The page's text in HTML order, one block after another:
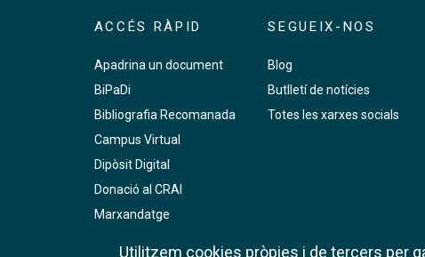
ACCÉS RÀPID
Apadrina un document
BiPaDi
Bibliografia Recomanada
Campus Virtual
Dipòsit Digital
Donació al CRAI
Marxandatge
SEGUEIX-NOS
Blog
Butlletí de notícies
Totes les xarxes socials
Utilitzem cookies pròpies i de tercers per